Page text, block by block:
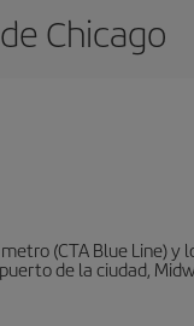
Chicago
(CTA Blue Line) y
de la ciudad,